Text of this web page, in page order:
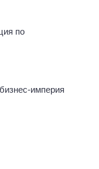
по
империя